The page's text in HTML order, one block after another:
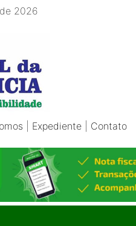
2026
Expediente Contato